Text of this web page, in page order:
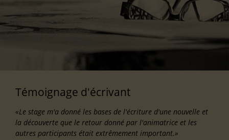
Témoignage d'écrivant
«Le stage m'a donné les bases de l'écriture d'une nouvelle et
la découverte que le retour donné par l'animatrice et les
autres participants était extrêmement important.»